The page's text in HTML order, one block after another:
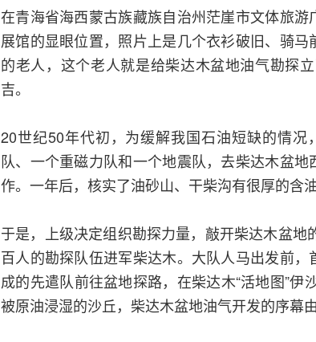
在青海省海西蒙古族藏族自治州茫崖市文体旅
展馆的显眼位置，照片上是几个衣衫破旧、骑
的老人，这个老人就是给柴达木盆地油气勘探
吉。
20世纪50年代初，为缓解我国石油短缺的情
队、一个重磁力队和一个地震队，去柴达木盆
作。一年后，核实了油砂山、干柴沟有很厚的含
于是，上级决定组织勘探力量，敲开柴达木盆
百人的勘探队伍进军柴达木。大队人马出发前
成的先遣队前往盆地探路，在柴达木“活地图”伊
被原油浸湿的沙丘，柴达木盆地油气开发的序幕由